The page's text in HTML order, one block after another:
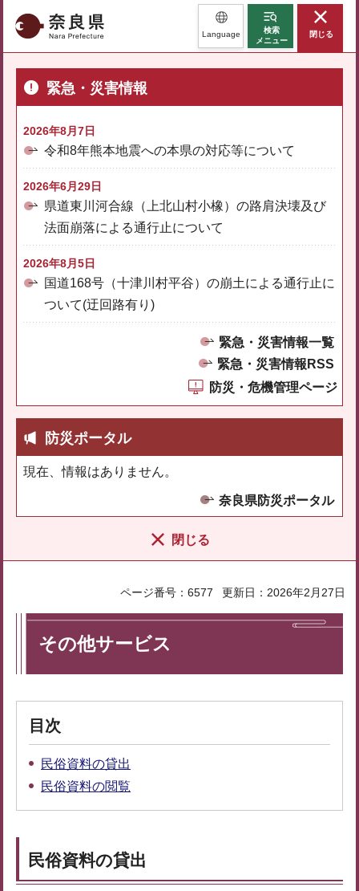
奈良県 Language
検索
メニュー
閉じる
緊急・災害情報
2026年8月7日
令和8年熊本地震への本県の対応等について
2026年6月29日
県道東川河合線（上北山村小橡）の路肩決壊及び
法面崩落による通行止について
2026年8月5日
国道168号（十津川村平谷）の崩土による通行止に
ついて(迂回路有り)
緊急・災害情報一覧
緊急・災害情報RSS
防災・危機管理ページ
防災ポータル
現在、情報はありません。
奈良県防災ポータル
閉じる
ページ番号：6577 更新日：2026年2月27日
その他サービス
目次
民俗資料の貸出
民俗資料の閲覧
民俗資料の貸出